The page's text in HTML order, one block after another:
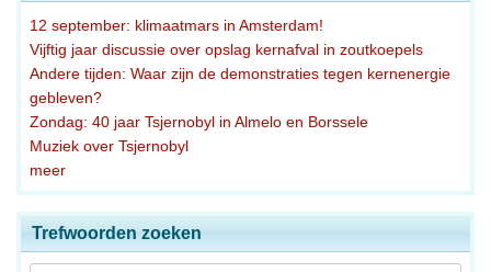
12 september: klimaatmars in Amsterdam!
Vijftig jaar discussie over opslag kernafval in zoutkoepels
Andere tijden: Waar zijn de demonstraties tegen kernenergie
gebleven?
Zondag: 40 jaar Tsjernobyl in Almelo en Borssele
Muziek over Tsjernobyl
meer
Trefwoorden zoeken